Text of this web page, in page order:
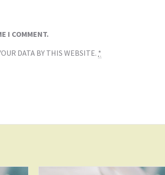
I COMMENT.
DATA BY THIS WEBSITE. *